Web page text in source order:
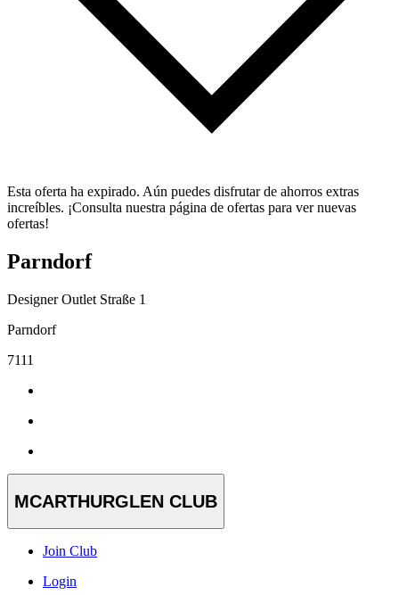
Esta oferta ha expirado. Aún puedes disfrutar de ahorros extras
increíbles. ¡Consulta nuestra página de ofertas para ver nuevas
ofertas!
Parndorf
Designer Outlet Straße 1
Parndorf
7111
MCARTHURGLEN CLUB
Join Club
Login